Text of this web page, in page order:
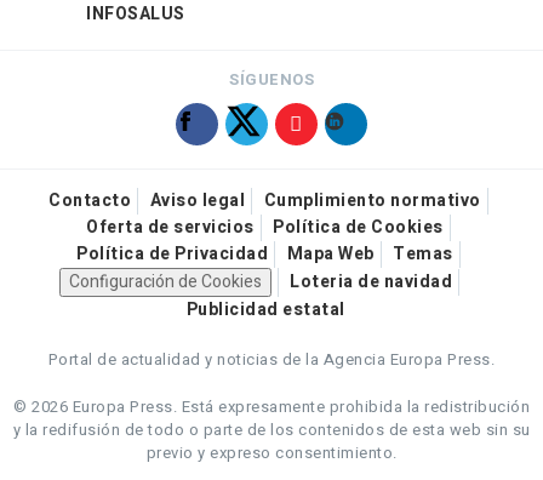
INFOSALUS
SÍGUENOS
Contacto Aviso legal
Cumplimiento normativo
Oferta de servicios
Política de Cookies
Política de Privacidad
Mapa Web
Temas
Configuración de Cookies
Loteria de navidad
Publicidad estatal
Portal de actualidad y noticias de la Agencia Europa Press.
© 2026 Europa Press. Está expresamente prohibida la redistribución
y la redifusión de todo o parte de los contenidos de esta web sin su
previo y expreso consentimiento.